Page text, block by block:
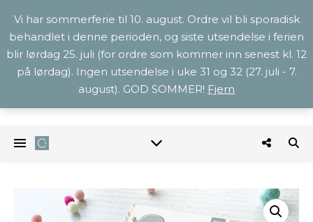
Vi har sommerferie til 10. august. Ordre vil bli sporadisk
behandlet i denne perioden, og siste utsendelse i ferien
blir lørdag 25. juli (for ordre som kommer inn senest kl. 12
på lørdag). Ingen utsendelse i uke 31 og 32 (27. juli - 7.
august). GOD SOMMER! Fjern